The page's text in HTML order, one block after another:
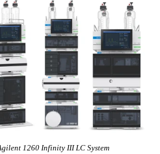
1260 Infinity III LC System